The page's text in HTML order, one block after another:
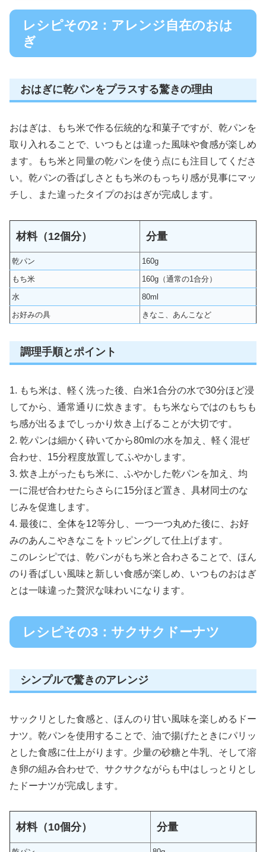
レシピその2：アレンジ自在のおは
ぎ
おはぎに乾パンをプラスする驚きの理由
おはぎは、もち米で作る伝統的な和菓子ですが、乾パンを
取り入れることで、いつもとは違った風味や食感が楽しめ
ます。もち米と同量の乾パンを使う点にも注目してくださ
い。乾パンの香ばしさともち米のもっちり感が見事にマッ
チし、また違ったタイプのおはぎが完成します。
材料（12個分） 分量
乾パン
160g
もち米
160g（通常の1合分）
水
80ml
お好みの具
きなこ、あんこなど
調理手順とポイント
1. もち米は、軽く洗った後、白米1合分の水で30分ほど浸
してから、通常通りに炊きます。もち米ならではのもちも
ち感が出るまでしっかり炊き上げることが大切です。
2. 乾パンは細かく砕いてから80mlの水を加え、軽く混ぜ
合わせ、15分程度放置してふやかします。
3. 炊き上がったもち米に、ふやかした乾パンを加え、均
一に混ぜ合わせたらさらに15分ほど置き、具材同士のな
じみを促進します。
4. 最後に、全体を12等分し、一つ一つ丸めた後に、お好
みのあんこやきなこをトッピングして仕上げます。
このレシピでは、乾パンがもち米と合わさることで、ほん
のり香ばしい風味と新しい食感が楽しめ、いつものおはぎ
とは一味違った贅沢な味わいになります。
レシピその3：サクサクドーナツ
シンプルで驚きのアレンジ
サックリとした食感と、ほんのり甘い風味を楽しめるドー
ナツ。乾パンを使用することで、油で揚げたときにパリッ
とした食感に仕上がります。少量の砂糖と牛乳、そして溶
き卵の組み合わせで、サクサクながらも中はしっとりとし
たドーナツが完成します。
材料（10個分） 分量